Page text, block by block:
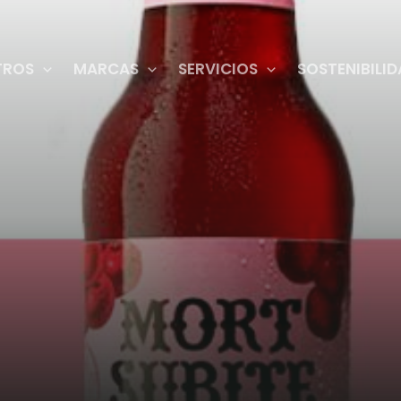
MARCAS SERVICIOS